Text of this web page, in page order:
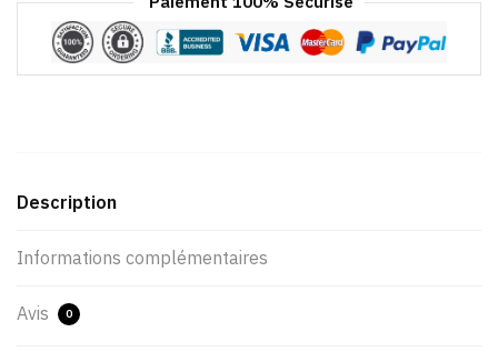
Description
Informations complémentaires
Avis 0